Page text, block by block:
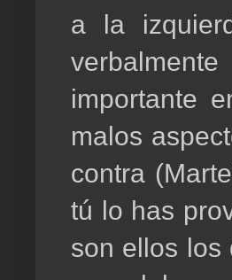
a la
importante
malos
contra
tú lo has
son ellos los